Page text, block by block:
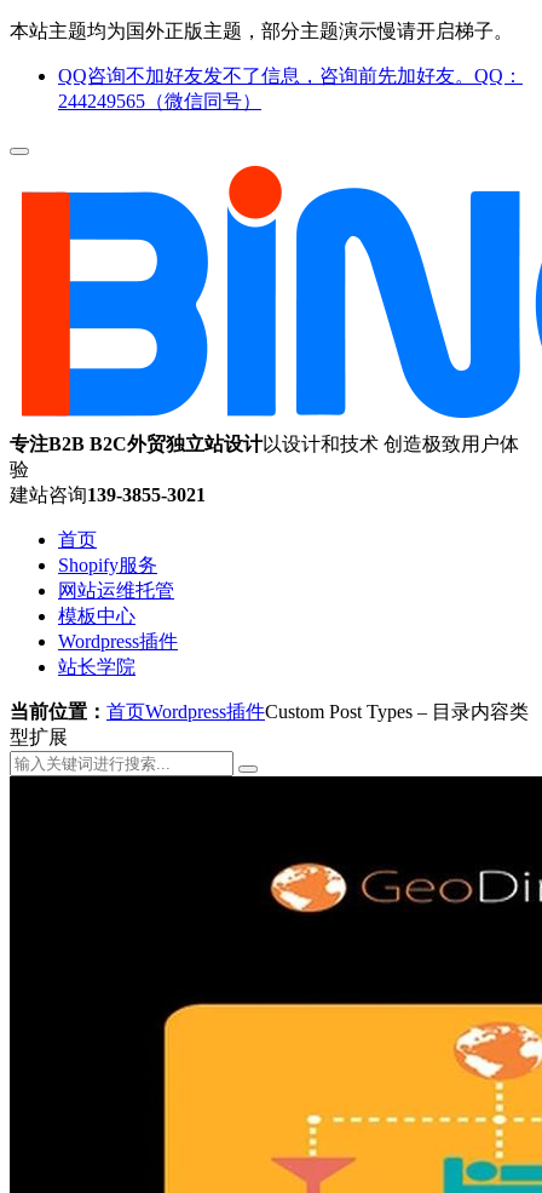
本站主题均为国外正版主题，部分主题演示慢请开启梯子。
QQ咨询不加好友发不了信息，咨询前先加好友。QQ：
244249565（微信同号）
专注B2B B2C外贸独立站设计以设计和技术 创造极致用户体
验
建站咨询139-3855-3021
首页
Shopify服务
网站运维托管
模板中心
Wordpress插件
站长学院
当前位置： 首页Wordpress插件Custom Post Types – 目录内容类
型扩展